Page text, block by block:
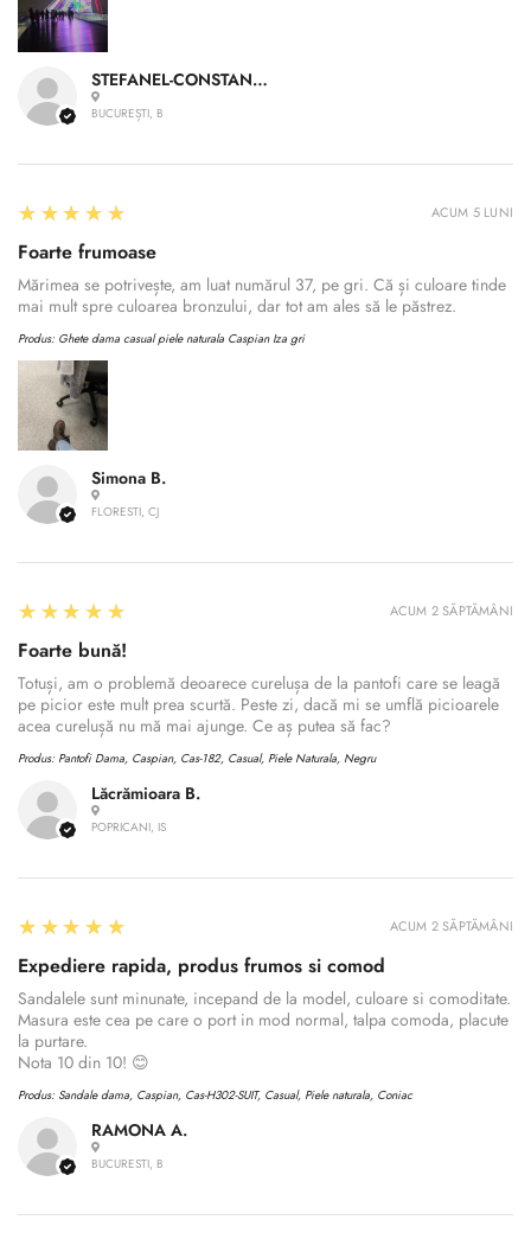
STEFANEL-CONSTANTIN A.
BUCUREȘTI, B
Simona B.
FLORESTI, CJ
5
★★★★★
Foarte frumoase
Mărimea se potrivește, am luat numărul 37, pe gri. Că și culoare tinde
mai mult spre culoarea bronzului, dar tot am ales să le păstrez.
Produs: Ghete dama casual piele naturala Caspian Iza gri
ACUM 5 LUNI
Lăcrămioara B.
POPRICANI, IS
5
★★★★★
Foarte bună!
Totuși, am o problemă deoarece curelușa de la pantofi care se leagă
pe picior este mult prea scurtă. Peste zi, dacă mi se umflă picioarele
acea curelușă nu mă mai ajunge. Ce aș putea să fac?
Produs: Pantofi Dama, Caspian, Cas-182, Casual, Piele Naturala, Negru
ACUM 2 SĂPTĂMÂNI
RAMONA A.
BUCURESTI, B
5
★★★★★
Expediere rapida, produs frumos si comod
Sandalele sunt minunate, incepand de la model, culoare si comoditate.
Masura este cea pe care o port in mod normal, talpa comoda, placute
la purtare.
Nota 10 din 10! 😊
Produs: Sandale dama, Caspian, Cas-H302-SUIT, Casual, Piele naturala, Coniac
ACUM 2 SĂPTĂMÂNI